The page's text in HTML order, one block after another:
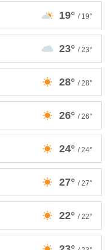
19° / 19°
23° / 23°
28° / 28°
26° / 26°
24° / 24°
27° / 27°
22° / 22°